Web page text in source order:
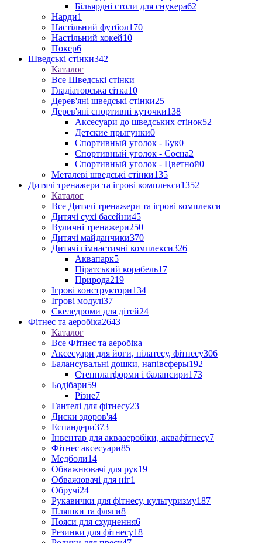
Більярдні столи для снукера62
Нарди1
Настільний футбол170
Настільний хокей10
Покер6
Шведські стінки342
Каталог
Все Шведські стінки
Гладіаторська сітка10
Дерев'яні шведські стінки25
Дерев'яні спортивні куточки138
Аксесуари до шведських стінок52
Детские прыгунки0
Спортивный уголок - Бук0
Спортивный уголок - Сосна2
Спортивный уголок - Цветной0
Металеві шведські стінки135
Дитячі тренажери та ігрові комплекси1352
Каталог
Все Дитячі тренажери та ігрові комплекси
Дитячі сухі басейни45
Вуличні тренажери250
Дитячі майданчики370
Дитячі гімнастичні комплекси326
Аквапарк5
Піратський корабель17
Природа219
Ігрові конструктори134
Ігрові модулі37
Скеледроми для дітей24
Фітнес та аеробіка2643
Каталог
Все Фітнес та аеробіка
Аксесуари для йоги, пілатесу, фітнесу306
Балансувальні дошки, напівсферы192
Степплатформи і балансири173
Бодібари59
Різне7
Гантелі для фітнесу23
Диски здоров'я4
Еспандери373
Інвентар для аквааеробіки, аквафітнесу7
Фітнес аксесуари85
Медболи14
Обважнювачі для рук19
Обважювачі для ніг1
Обручі24
Рукавички для фітнесу, культуризму187
Пляшки та фляги8
Пояси для схуднення6
Резинки для фітнесу18